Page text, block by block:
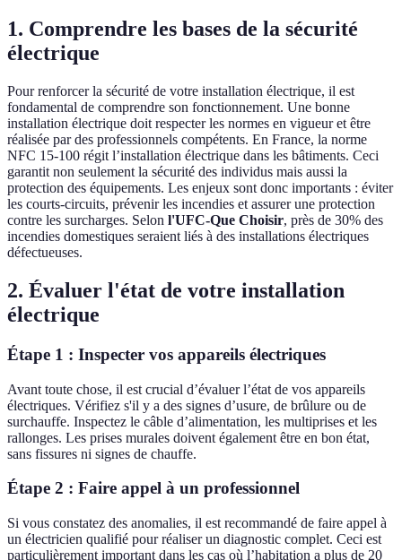
1. Comprendre les bases de la sécurité
électrique
Pour renforcer la sécurité de votre installation électrique, il est
fondamental de comprendre son fonctionnement. Une bonne
installation électrique doit respecter les normes en vigueur et être
réalisée par des professionnels compétents. En France, la norme
NFC 15-100 régit l’installation électrique dans les bâtiments. Ceci
garantit non seulement la sécurité des individus mais aussi la
protection des équipements. Les enjeux sont donc importants : éviter
les courts-circuits, prévenir les incendies et assurer une protection
contre les surcharges. Selon l'UFC-Que Choisir, près de 30% des
incendies domestiques seraient liés à des installations électriques
défectueuses.
2. Évaluer l'état de votre installation
électrique
Étape 1 : Inspecter vos appareils électriques
Avant toute chose, il est crucial d’évaluer l’état de vos appareils
électriques. Vérifiez s'il y a des signes d’usure, de brûlure ou de
surchauffe. Inspectez le câble d’alimentation, les multiprises et les
rallonges. Les prises murales doivent également être en bon état,
sans fissures ni signes de chauffe.
Étape 2 : Faire appel à un professionnel
Si vous constatez des anomalies, il est recommandé de faire appel à
un électricien qualifié pour réaliser un diagnostic complet. Ceci est
particulièrement important dans les cas où l’habitation a plus de 20